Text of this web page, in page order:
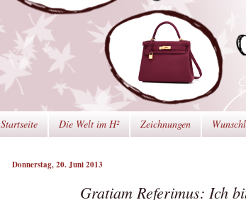
Startseite Die Welt im H² Zeichnungen
Donnerstag, 20. Juni 2013
Gratiam Referimus: Ich